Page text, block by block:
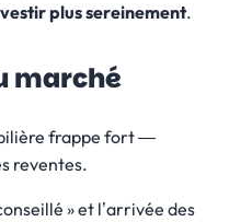
plus sereinement.
marché
frappe fort —
reventes.
» et l’arrivée des